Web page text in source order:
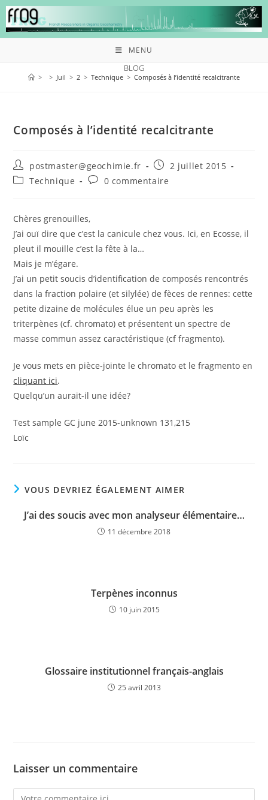
MENU
BLOG
> > Juil > 2 > Technique > Composés à l’identité recalcitrante
Composés à l’identité recalcitrante
postmaster@geochimie.fr
2 juillet 2015
Technique
0 commentaire
Chères grenouilles,
J’ai ouï dire que c’est la canicule chez vous. Ici, en Ecosse, il
pleut il mouille c’est la fête à la…
Mais je m’égare.
J’ai un petit soucis d’identification de composés rencontrés
dans la fraction polaire (et silylée) de fèces de rennes: cette
petite dizaine de molécules élue un peu après les
triterpènes (cf. chromato) et présentent un spectre de
masse commun assez caractéristique (cf fragmento).
Je vous mets en pièce-jointe le chromato et le fragmento en
cliquant ici.
Quelqu’un aurait-il une idée?
Test sample GC june 2015-unknown 131,215
Loïc
VOUS DEVRIEZ ÉGALEMENT AIMER
J’ai des soucis avec mon analyseur élémentaire…
11 décembre 2018
Terpènes inconnus
10 juin 2015
Glossaire institutionnel français-anglais
25 avril 2013
Laisser un commentaire